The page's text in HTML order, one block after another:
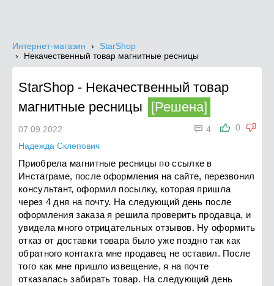
Интернет-магазин
StarShop
Некачественный товар магнитные ресницы
StarShop - Некачественный товар
магнитные ресницы
[Решена]
0
 4
07.09.2022
Надежда Склепович
Приобрела магнитные ресницы по ссылке в
Инстаграме, после оформления на сайте, перезвонил
консультант, оформил посылку, которая пришла
через 4 дня на почту. На следующий день после
оформления заказа я решила проверить продавца, и
увидела много отрицательных отзывов. Ну оформить
отказ от доставки товара было уже поздно так как
обратного контакта мне продавец не оставил. После
того как мне пришло извещение, я на почте
отказалась забирать товар. На следующий день